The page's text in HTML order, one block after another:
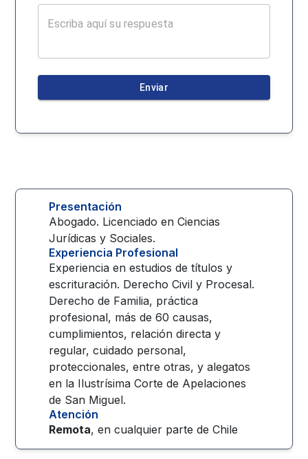
Enviar
Presentación
Abogado. Licenciado en Ciencias
Jurídicas y Sociales.
Experiencia Profesional
Experiencia en estudios de títulos y
escrituración. Derecho Civil y Procesal.
Derecho de Familia, práctica
profesional, más de 60 causas,
cumplimientos, relación directa y
regular, cuidado personal,
proteccionales, entre otras, y alegatos
en la Ilustrísima Corte de Apelaciones
de San Miguel.
Atención
Remota, en cualquier parte deChile